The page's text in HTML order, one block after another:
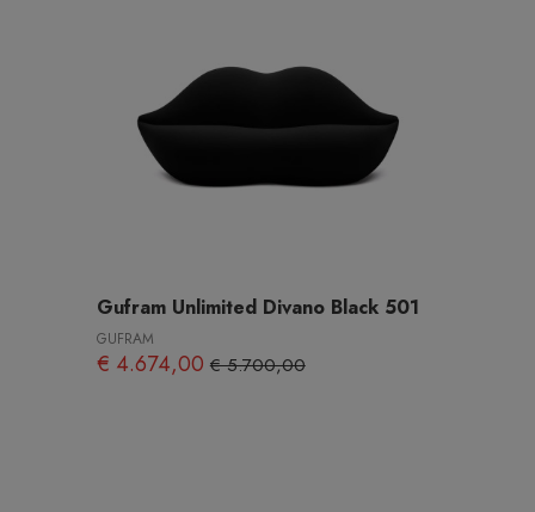
Gufram Unlimited Divano Black 501
GUFRAM
€ 4.674,00€ 5.700,00